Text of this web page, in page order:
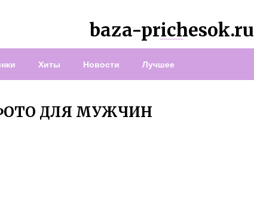
baza-prichesok.ru
Хиты Новости Лучшее
ДЛЯ МУЖЧИН